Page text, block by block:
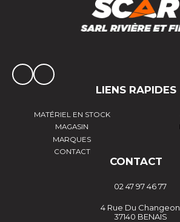
LIENS RAPIDES
MATÉRIEL EN STOCK
MAGASIN
MARQUES
CONTACT
CONTACT
02 47 97 46 77
4 Rue Du Changeon
37140 BENAIS